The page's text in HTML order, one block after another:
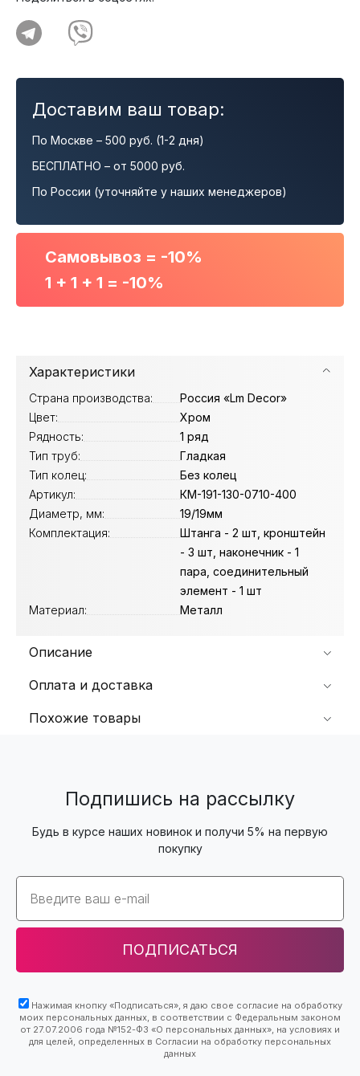
Доставим ваш товар:
По Москве – 500 руб. (1-2 дня)
БЕСПЛАТНО – от 5000 руб.
По России (уточняйте у наших менеджеров)
Самовывоз = -10%
1 + 1 + 1 = -10%
Характеристики
Страна производства:
Россия «Lm Decor»
Цвет:
Хром
Рядность:
1 ряд
Тип труб:
Гладкая
Тип колец:
Без колец
Артикул:
КМ-191-130-0710-400
Диаметр, мм:
19/19мм
Комплектация:
Штанга - 2 шт, кронштейн
- 3 шт, наконечник - 1
пара, соединительный
элемент - 1 шт
Материал:
Металл
Описание
Оплата и доставка
Похожие товары
Подпишись на рассылку
Будь в курсе наших новинок и получи 5% на первую
покупку
Email
ПОДПИСАТЬСЯ
Нажимая кнопку «Подписаться», я даю свое согласие на обработку
моих персональных данных, в соответствии с Федеральным законом
от 27.07.2006 года №152-ФЗ «О персональных данных», на условиях и
для целей, определенных в Согласии на обработку персональных
данных